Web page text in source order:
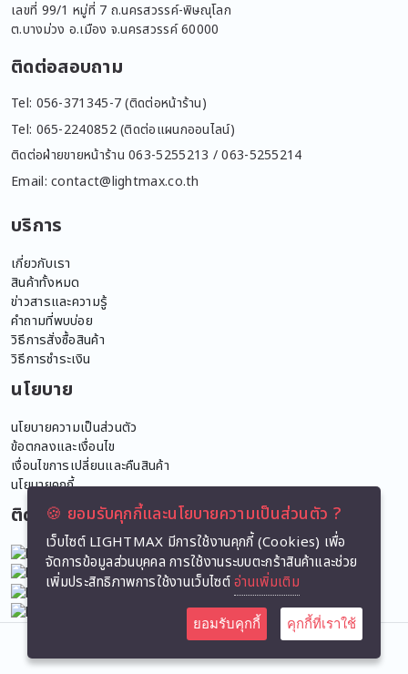
เลขที่ 99/1 หมู่ที่ 7 ถ.นครสวรรค์-พิษณุโลก
ต.บางม่วง อ.เมือง จ.นครสวรรค์ 60000
ติดต่อสอบถาม
Tel: 056-371345-7 (ติดต่อหน้าร้าน)
Tel: 065-2240852 (ติดต่อแผนกออนไลน์)
ติดต่อฝ่ายขายหน้าร้าน 063-5255213 / 063-5255214
Email: contact@lightmax.co.th
บริการ
เกี่ยวกับเรา
สินค้าทั้งหมด
ข่าวสารและความรู้
คำถามที่พบบ่อย
วิธีการสั่งซื้อสินค้า
วิธีการชำระเงิน
นโยบาย
นโยบายความเป็นส่วนตัว
ข้อตกลงและเงื่อนไข
เงื่อนไขการเปลี่ยนและคืนสินค้า
นโยบายคุกกี้
ติดตามเรา
Facebook
Tiktok
Instagram
🍪 ยอมรับคุกกี้และนโยบายความเป็นส่วนตัว ?
เว็บไซต์ LIGHTMAX มีการใช้งานคุกกี้ (Cookies) เพื่อ
จัดการข้อมูลส่วนบุคคล การใช้งานระบบตะกร้าสินค้าและช่วย
เพิ่มประสิทธิภาพการใช้งานเว็บไซต์อ่านเพิ่มเติม
ยอมรับคุกกี้ คุกกี้ที่เราใช้